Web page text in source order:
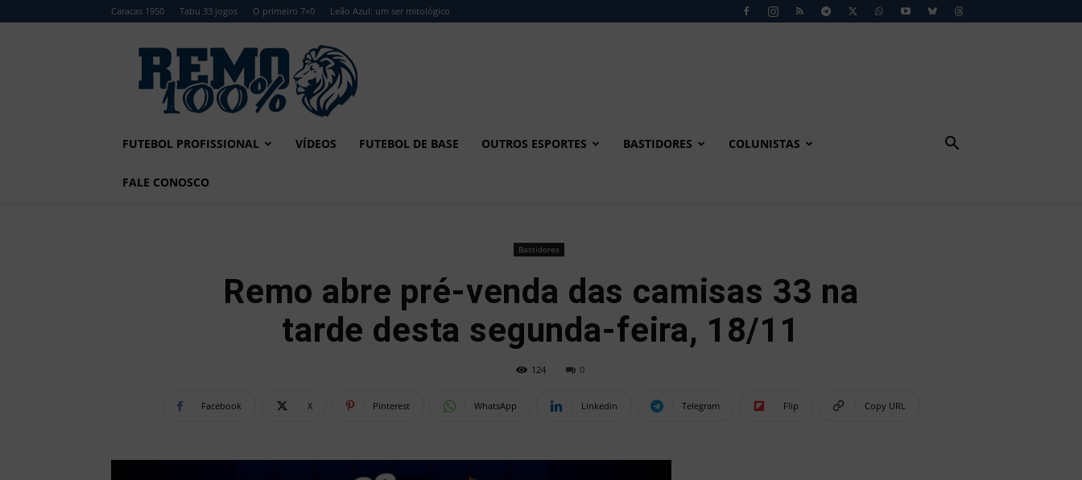
Caracas 1950 Tabu 33 jogos O primeiro 7×0 Leão Azul: um ser mitológico
Remo
FUTEBOL PROFISSIONAL VÍDEOS FUTEBOL DE BASE OUTROS ESPORTES BASTIDORES COLUNISTAS
FALE CONOSCO
Bastidores
Remo abre pré-venda das camisas 33 na
tarde desta segunda-feira, 18/11
124 0
Facebook X Pinterest WhatsApp Linkedin Telegram Flip Copy URL